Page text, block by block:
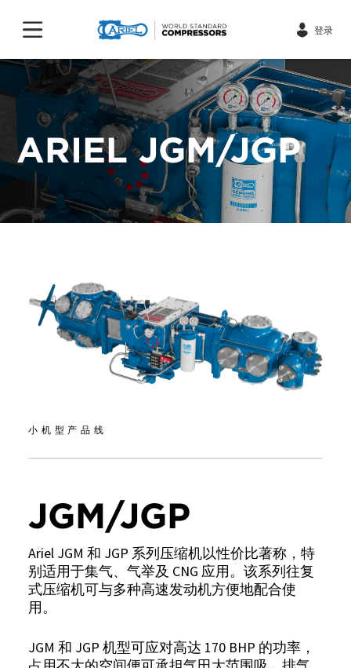
登录
ARIEL JGM/JGP
小机型产品线
JGM/JGP
Ariel JGM 和 JGP 系列压缩机以性价比著称，特
别适用于集气、气举及 CNG 应用。该系列往复
式压缩机可与多种高速发动机方便地配合使
用。
JGM 和 JGP 机型可应对高达 170 BHP 的功率，